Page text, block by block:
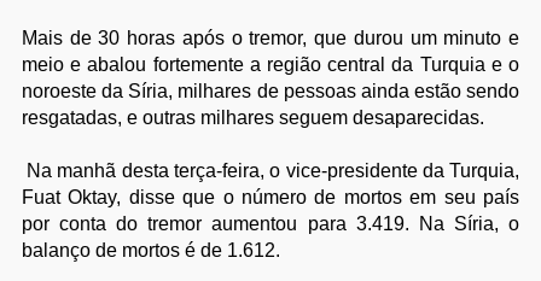
Mais de 30 horas após o tremor, que durou um minuto e
meio e abalou fortemente a região central da Turquia e o
noroeste da Síria, milhares de pessoas ainda estão sendo
resgatadas, e outras milhares seguem desaparecidas.
Na manhã desta terça-feira, o vice-presidente da Turquia,
Fuat Oktay, disse que o número de mortos em seu país
por conta do tremor aumentou para 3.419. Na Síria, o
balanço de mortos é de 1.612.